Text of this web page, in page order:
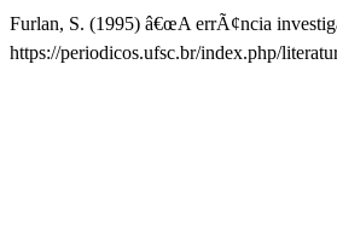
Furlan, S. (1995) â€œA errÃ¢ncia
https://periodicos.ufsc.br/index.php/